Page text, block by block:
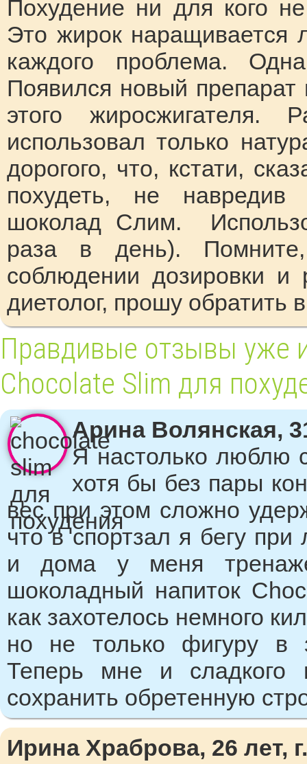
Похудение ни для кого
Это жирок наращивается
каждого проблема.
Появился новый
этого жиросжигателя.
использовал только
дорогого, что, кстати,
похудеть, не навредив
шоколад Слим.
раза в день).
соблюдении дозировки и
диетолог, прошу обратить
Правдивые отзывы уже
Chocolate Slim для
Арина Волянская,
Я настолько люблю
хотя бы без пары
вес при этом сложно
что в спортзал я бегу
и дома у меня
шоколадный напиток
как захотелось немного
но не только фигуру в
Теперь мне и
сохранить обретенную
Ирина Храброва, 26 лет,